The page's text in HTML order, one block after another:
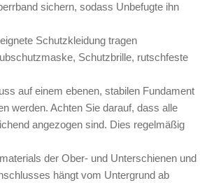
sichern, sodass Unbefugte ihn
Schutzkleidung tragen
Schutzbrille, rutschfeste
auf einem ebenen, stabilen Fundament
werden. Achten Sie darauf, dass alle
angezogen sind. Dies regelmäßig
der Ober- und Unterschienen und
hängt vom Untergrund ab